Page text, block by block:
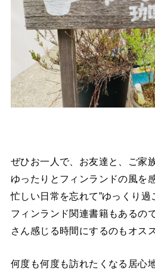
ぜひお一人で、お友達と、ご家族
ゆったりとフィンランドの風を
忙しい日常を忘れて”ゆっくり過
フィンランド関連書籍もあるの
さん感じる時間にするのもオスス
何度も何度も訪れたくなる居心